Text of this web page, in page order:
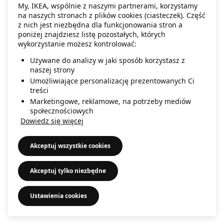
information).
My, IKEA, wspólnie z naszymi partnerami, korzystamy
na naszych stronach z plików cookies (ciasteczek). Część
z nich jest niezbędna dla funkcjonowania stron a
poniżej znajdziesz listę pozostałych, których
wykorzystanie możesz kontrolować:
Używane do analizy w jaki sposób korzystasz z
naszej strony
Umożliwiające personalizację prezentowanych Ci
treści
Marketingowe, reklamowe, na potrzeby mediów
społecznościowych
Dowiedz się więcej
Akceptuj wszystkie cookies
Akceptuj tylko niezbędne
Ustawienia cookies